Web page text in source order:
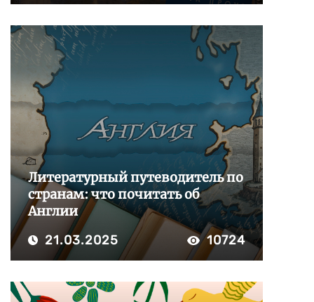
Литературный путеводитель по
странам: что почитать об
Англии
21.03.2025 10724